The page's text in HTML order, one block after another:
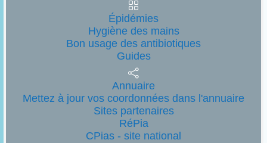
Épidémies
Hygiène des mains
Bon usage des antibiotiques
Guides
Annuaire
Mettez à jour vos coordonnées dans l'annuaire
Sites partenaires
RéPia
CPias - site national